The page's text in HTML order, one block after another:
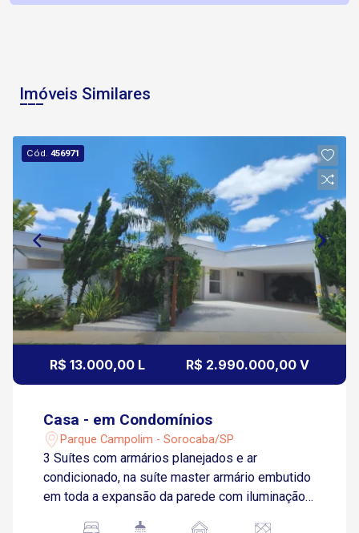
Imóveis Similares
Cód.456971
R$ 13.000,00 L R$ 2.990.000,00 V
Casa - em Condomínios
Parque Campolim - Sorocaba/SP
3 Suítes com armários planejados e ar
condicionado, na suíte master armário embutido
em toda a expansão da parede com iluminação